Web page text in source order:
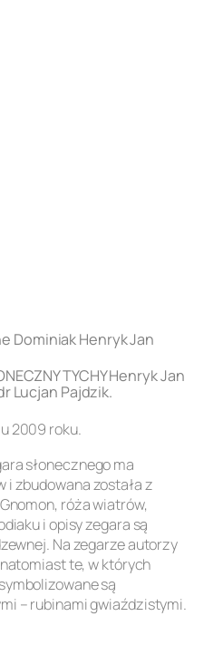
Dominiak Henryk Jan
TYCHY Henryk Jan
Lucjan Pajdzik.
2009 roku.
słonecznego ma
zbudowana została z
róża wiatrów,
i opisy zegara są
Na zegarze autorzy
te, w których
są
– rubinami gwiaździstymi.